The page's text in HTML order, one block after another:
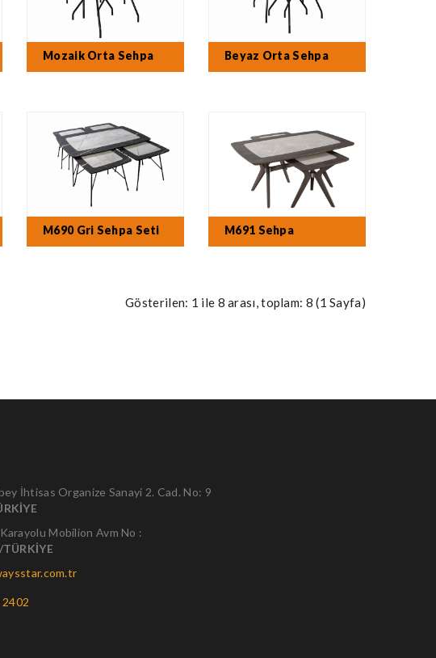
Mozaik Orta Sehpa Beyaz Orta Sehpa
M690 Gri Sehpa Seti M691 Sehpa
Gösterilen: 1 ile 8 arası, toplam: 8 (1 Sayfa)
İhtisas Organize Sanayi 2. Cad. No: 9
Mobilion Avm No :